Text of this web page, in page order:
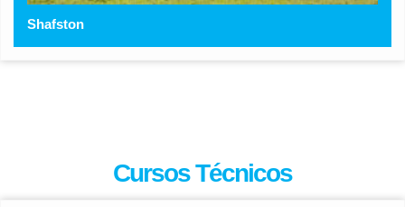
Shafston
Cursos Técnicos